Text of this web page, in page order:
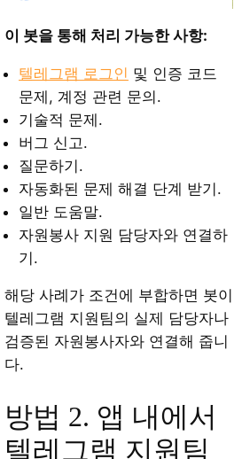
이 봇을 통해 처리 가능한 사항:
텔레그램 로그인 및 인증 코드
문제, 계정 관련 문의.
기술적 문제.
버그 신고.
질문하기.
자동화된 문제 해결 단계 받기.
일반 도움말.
자원봉사 지원 담당자와 연결하
기.
해당 사례가 조건에 부합하면 봇이
텔레그램 지원팀의 실제 담당자나
검증된 자원봉사자와 연결해 줍니
다.
방법 2. 앱 내에서
텔레그램 지원팀